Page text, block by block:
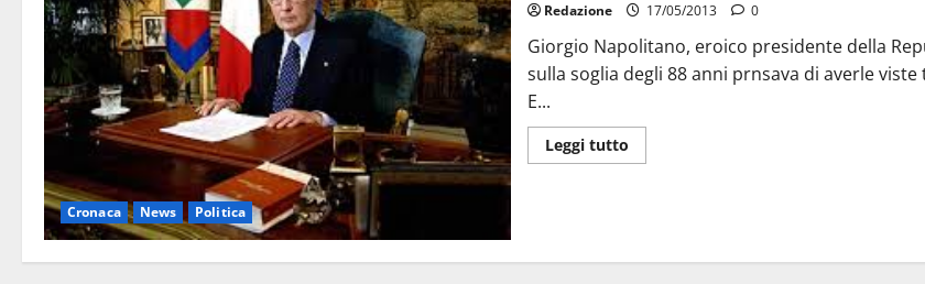
Cronaca News Politica
Redazione 17/05/2013 0
Giorgio Napolitano, eroico presidente della
sulla soglia degli 88 anni prnsava di averle viste
E...
Leggi tutto